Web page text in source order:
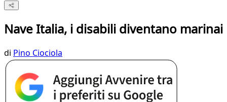
Nave Italia, i disabili diventano marinai
di Pino Ciociola